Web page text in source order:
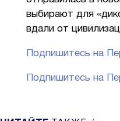
выбирают для
вдали от
Подпишитесь на
Подпишитесь на